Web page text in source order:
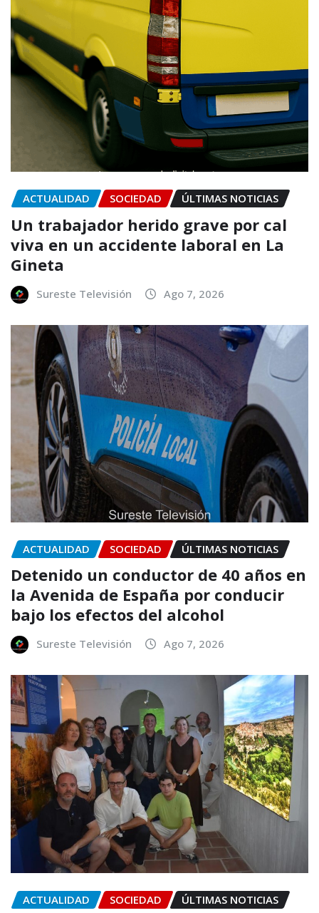
ACTUALIDAD SOCIEDAD ÚLTIMAS NOTICIAS
Un trabajador herido grave por cal
viva en un accidente laboral en La
Gineta
Sureste Televisión Ago 7, 2026
ACTUALIDAD SOCIEDAD ÚLTIMAS NOTICIAS
Detenido un conductor de 40 años en
la Avenida de España por conducir
bajo los efectos del alcohol
Sureste Televisión Ago 7, 2026
ACTUALIDAD SOCIEDAD ÚLTIMAS NOTICIAS